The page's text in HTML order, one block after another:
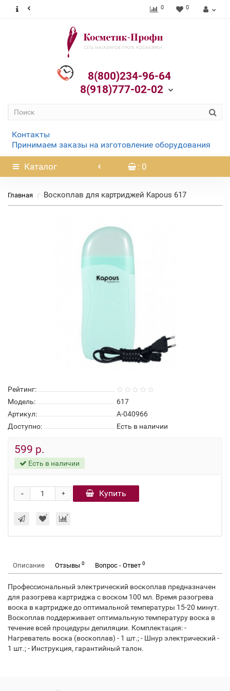
0 0
8(800)234-96-64
8(918)777-02-02
Контакты
Принимаем заказы на изготовление оборудования
Каталог : 0
Главная Воскоплав для картриджей Kapous 617
Рейтинг:
Модель:
617
Артикул:
А-040966
Доступно:
Есть в наличии
599 р.
Есть в наличии
+
- Купить
Описание Отзывы 0 Вопрос - Ответ 0
Профессиональный электрический воскоплав предназначен
для разогрева картриджа с воском 100 мл. Время разогрева
воска в картридже до оптимальной температуры 15-20 минут.
Воскоплав поддерживает оптимальную температуру воска в
течение всей процедуры депиляции. Комплектация: -
Нагреватель воска (воскоплав) - 1 шт.; - Шнур электрический -
1 шт.; - Инструкция, гарантийный талон.